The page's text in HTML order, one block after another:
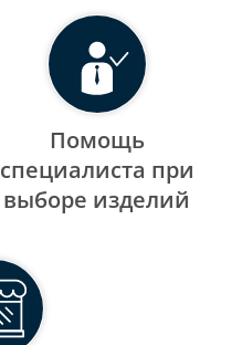
Помощь
специалиста при
выборе изделий